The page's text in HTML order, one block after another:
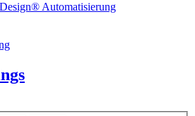
Automatisierung